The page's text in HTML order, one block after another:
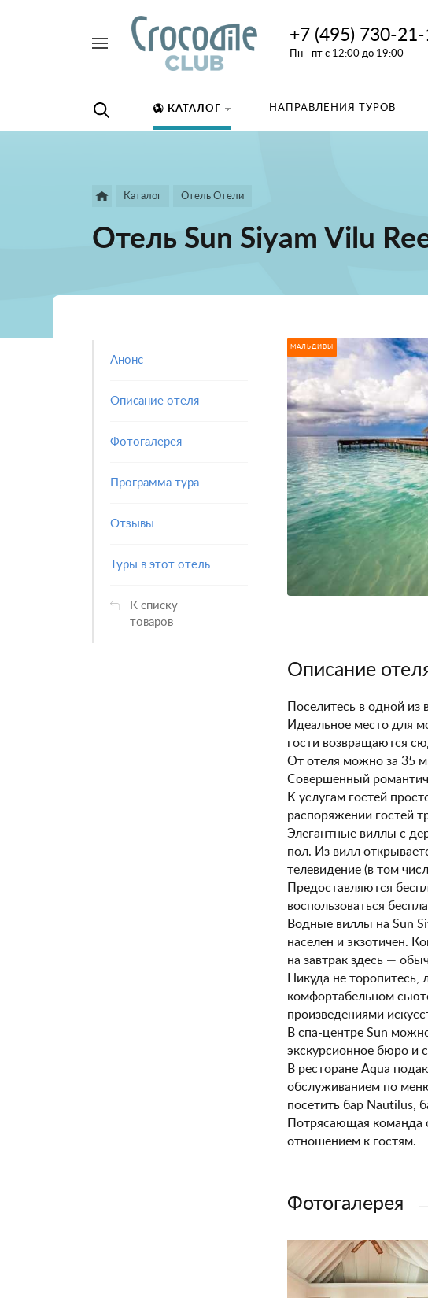
+7 (495) 730-
Пн - пт с 12:00 до 19:00
КАТАЛОГ НАПРАВЛЕНИЯ ТУРОВ
Каталог Отель Отели
Отель Sun Siyam Vilu
Анонс
Описание отеля
Фотогалерея
Программа тура
Отзывы
Туры в этот отель
К списку
товаров
МАЛЬДИВЫ
Описание
Поселитесь в одной
Идеальное место для
гости возвращаются
От отеля можно за 35
Совершенный
К услугам гостей
распоряжении гостей
Элегантные виллы с
пол. Из вилл
телевидение (в том
Предоставляются
воспользоваться
Водные виллы на Sun
населен и экзотичен.
на завтрак здесь —
Никуда не торопитесь,
комфортабельном
произведениями
В спа-центре Sun
экскурсионное бюро и
В ресторане Aqua
обслуживанием по
посетить бар Nautilus,
Потрясающая команда
отношением к гостям.
Фотогалерея